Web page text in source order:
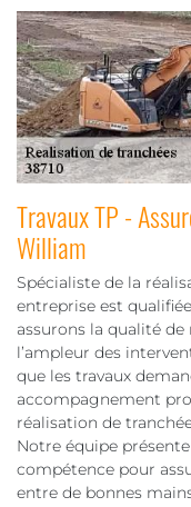
Travaux TP -
William
Spécialiste de la
entreprise est
assurons la qualité
l’ampleur des
que les travaux
accompagnement
réalisation de
Notre équipe
compétence pour
entre de bonnes